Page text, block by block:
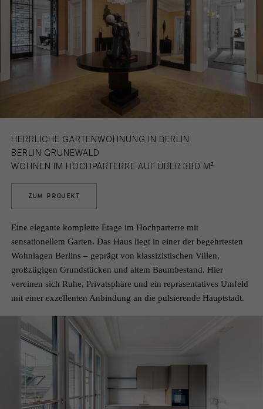
HERRLICHE GARTENWOHNUNG IN BERLIN
BERLIN GRUNEWALD
WOHNEN IM HOCHPARTERRE AUF ÜBER 380 M²
ZUM PROJEKT
Eine elegante komplette Etage im Hochparterre mit
sensationellem Garten. Das Haus liegt in einer der begehrtesten
Wohnlagen Berlins – geprägt von klassizistischen Villen,
großzügigen Grundstücken und altem Baumbestand. Hier
vereinen sich Ruhe, Privatsphäre und ein repräsentatives Umfeld
mit einer exzellenten Anbindung an die pulsierende Hauptstadt.